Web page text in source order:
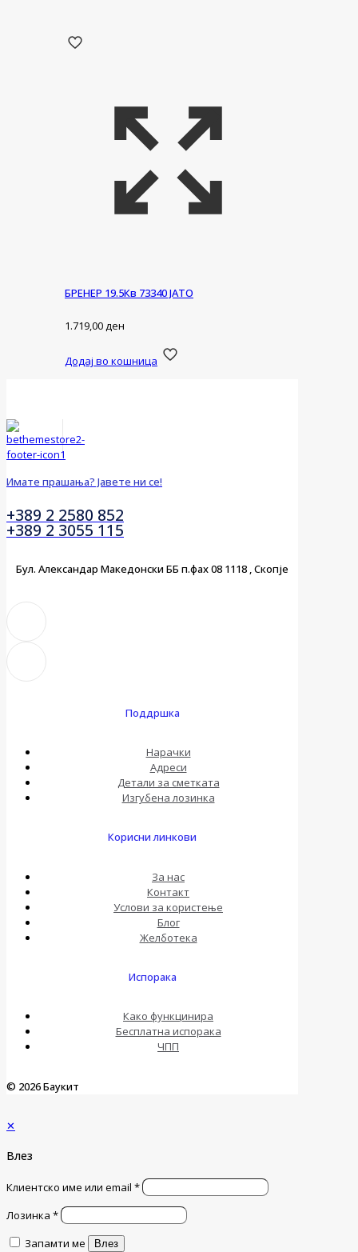
БРЕНЕР 19.5Кв 73340 ЈАТО
1.719,00ден
Додај во кошница
Имате прашања? Јавете ни се!
+389 2 2580 852
+389 2 3055 115
Бул. Александар Македонски ББ п.фах 08 1118 , Скопје
Поддршка
Нарачки
Адреси
Детали за сметката
Изгубена лозинка
Корисни линкови
За нас
Контакт
Услови за користење
Блог
Желботека
Испорака
Како функцинира
Бесплатна испорака
ЧПП
© 2026 Баукит
✕
Влез
Клиентско име или email *
Лозинка *
Запамти ме
Влез